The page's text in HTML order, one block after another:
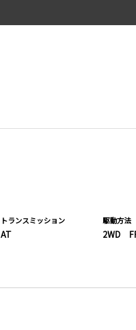
トランスミッション
AT
駆動方法
2WD